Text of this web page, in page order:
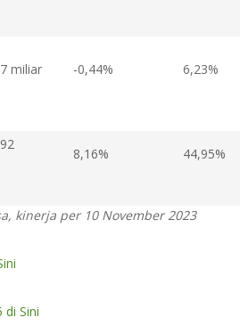
miliar -0,44% 6,23%
8,16% 44,95%
kinerja per 10 November 2023
di Sini